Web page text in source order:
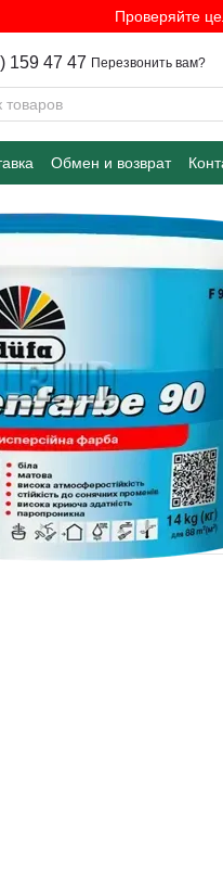
Проверяйте
159 47 47 Перезвонить вам?
Обмен и возврат